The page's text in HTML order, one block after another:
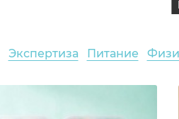
Экспертиза Питание